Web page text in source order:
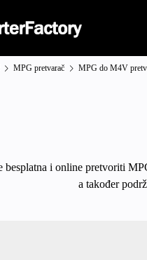
MPG pretvarač MPG do M4V
besplatna i online pretvoriti
a također